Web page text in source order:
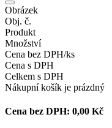
Obrázek
Obj. č.
Produkt
Množství
Cena bez DPH/ks
Cena s DPH
Celkem s DPH
Nákupní košík je prázdný
Cena bez DPH: 0,00 Kč